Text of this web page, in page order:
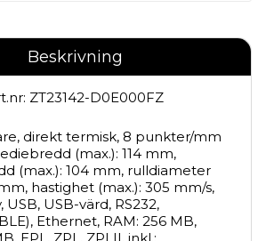
Beskrivning
ZT23142-D0E000FZ
direkt termisk, 8 punkter/mm
(max.): 114 mm,
(max.): 104 mm, rulldiameter
hastighet (max.): 305 mm/s,
USB, USB-värd, RS232,
Ethernet, RAM: 256 MB,
EPL, ZPL, ZPLII, inkl.: